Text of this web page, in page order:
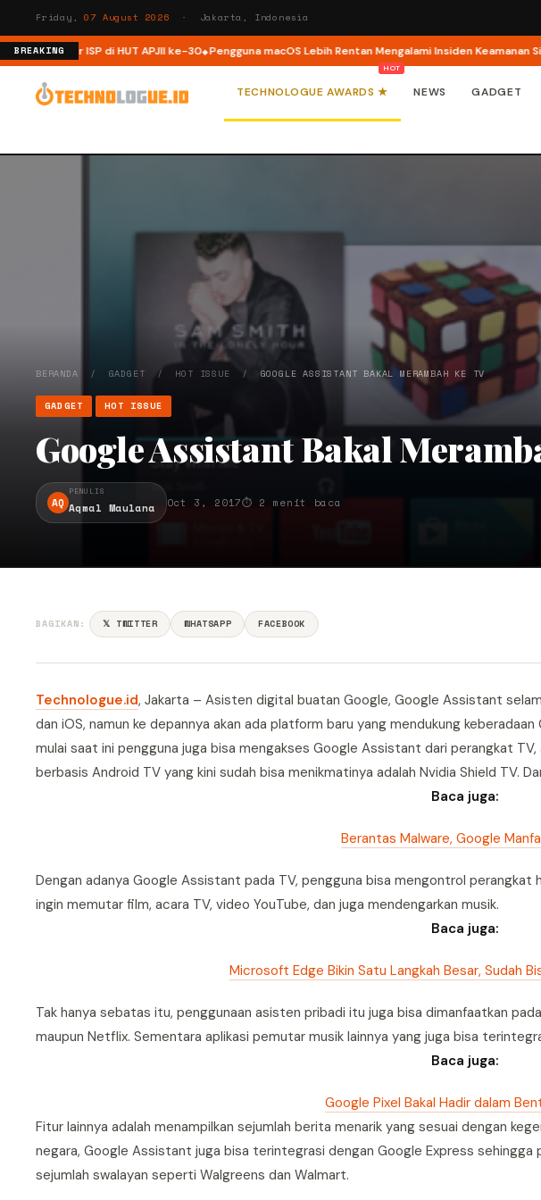
Friday,07 August 2026 · Jakarta, Indonesia
BREAKINGISP di HUT APJII ke-30 Pengguna macOS Lebih Rentan Mengalami Insiden Keamanan Siber
TECHNOLOGUE AWARDS ★ NEWS GADGET
BERANDA / GADGET / HOT ISSUE / GOOGLE ASSISTANT BAKAL MERAMBAH KE TV
GADGET HOT ISSUE
Google Assistant Bakal
AQ
PENULIS
Aqmal Maulana Oct 3, 2017⏱ 2 menit baca
BAGIKAN: 𝕏 TWITTER WHATSAPP FACEBOOK
Technologue.id, Jakarta – Asisten digital buatan Google, Google Assistant
dan iOS, namun ke depannya akan ada platform baru yang mendukung
mulai saat ini pengguna juga bisa mengakses Google Assistant dari perangkat
berbasis Android TV yang kini sudah bisa menikmatinya adalah Nvidia Shield TV.
Baca juga:
Berantas Malware, Google
Dengan adanya Google Assistant pada TV, pengguna bisa mengontrol
ingin memutar film, acara TV, video YouTube, dan juga mendengarkan musik.
Baca juga:
Microsoft Edge Bikin Satu Langkah Besar, Sudah
Tak hanya sebatas itu, penggunaan asisten pribadi itu juga bisa dimanfaatkan
maupun Netflix. Sementara aplikasi pemutar musik lainnya yang juga bisa
Baca juga:
Google Pixel Bakal Hadir dalam
Fitur lainnya adalah menampilkan sejumlah berita menarik yang sesuai dengan
negara, Google Assistant juga bisa terintegrasi dengan Google Express sehingga
sejumlah swalayan seperti Walgreens dan Walmart.